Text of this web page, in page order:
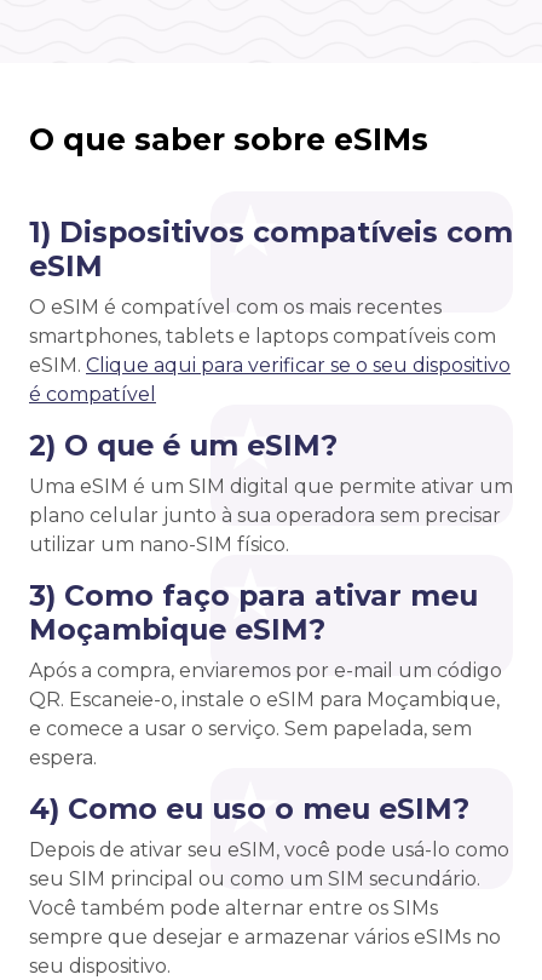
O que saber sobre eSIMs
1) Dispositivos compatíveis com
eSIM
O eSIM é compatível com os mais recentes
smartphones, tablets e laptops compatíveis com
eSIM. Clique aqui para verificar se o seu dispositivo
é compatível
2) O que é um eSIM?
Uma eSIM é um SIM digital que permite ativar um
plano celular junto à sua operadora sem precisar
utilizar um nano-SIM físico.
3) Como faço para ativar meu
Moçambique eSIM?
Após a compra, enviaremos por e-mail um código
QR. Escaneie-o, instale o eSIM para Moçambique,
e comece a usar o serviço. Sem papelada, sem
espera.
4) Como eu uso o meu eSIM?
Depois de ativar seu eSIM, você pode usá-lo como
seu SIM principal ou como um SIM secundário.
Você também pode alternar entre os SIMs
sempre que desejar e armazenar vários eSIMs no
seu dispositivo.